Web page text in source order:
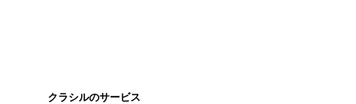
クラシルのサービス